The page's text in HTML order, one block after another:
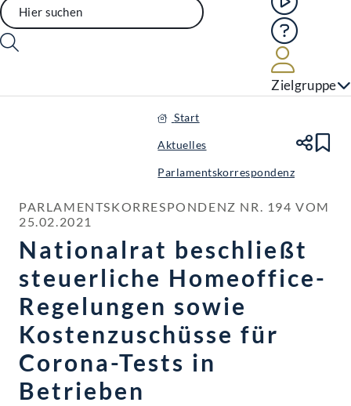
Hilfe
Zielgruppe
Start
Aktuelles
Parlamentskorrespondenz
PARLAMENTSKORRESPONDENZ NR. 194 VOM
25.02.2021
Nationalrat beschließt
steuerliche Homeoffice-
Regelungen sowie
Kostenzuschüsse für
Corona-Tests in
Betrieben